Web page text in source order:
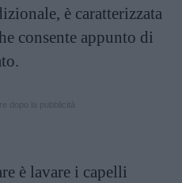
è caratterizzata
consente appunto di
è lavare i capelli